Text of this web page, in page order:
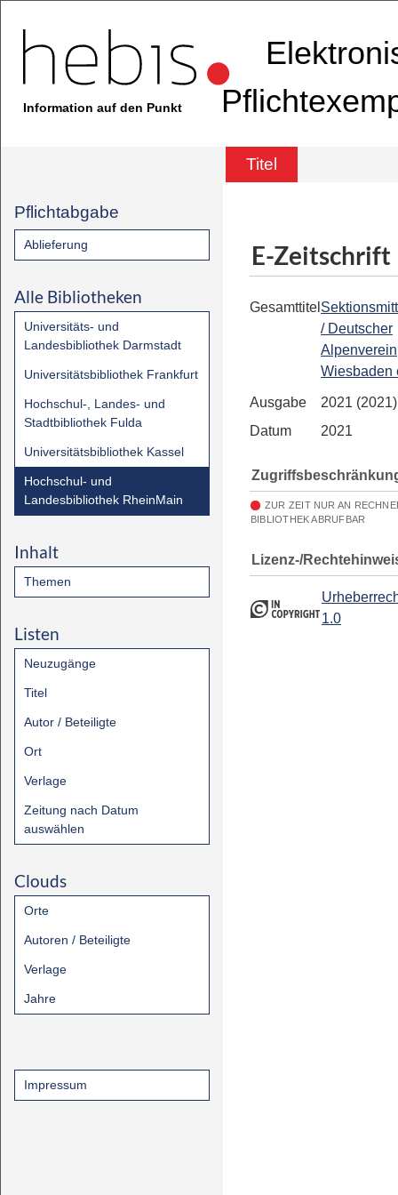
Information auf den Punkt
Titel
Pflichtabgabe
Ablieferung
Alle Bibliotheken
Universitäts- und
Landesbibliothek Darmstadt
Universitätsbibliothek Frankfurt
Hochschul-, Landes- und
Stadtbibliothek Fulda
Universitätsbibliothek Kassel
Hochschul- und
Landesbibliothek RheinMain
Inhalt
Themen
Listen
Neuzugänge
Titel
Autor / Beteiligte
Ort
Verlage
Zeitung nach Datum
auswählen
Clouds
Orte
Autoren / Beteiligte
Verlage
Jahre
Impressum
E-Zeitschrift
Gesamttitel
/ Deutscher
Wiesbaden
Ausgabe
2021
Datum
2021
ZUR ZEIT NUR AN
BIBLIOTHEK ABRUFBAR
Lizenz-/
1.0